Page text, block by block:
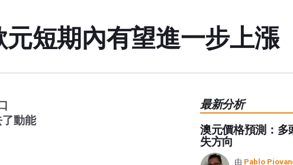
短期內有望進一步上漲
動能
最新分析
澳元價格預測：多
失方向
由 Pablo